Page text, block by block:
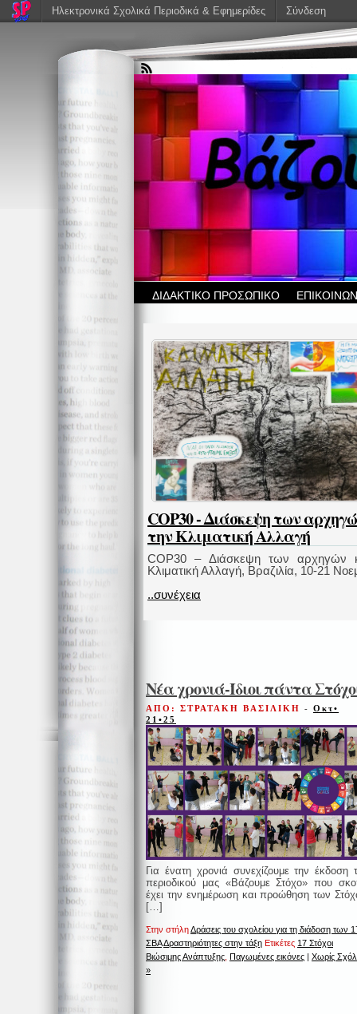
ΔΙΔΑΚΤΙΚΟ ΠΡΟΣΩΠΙΚΟ
COP30 - Διάσκεψη των
την Κλιματική Αλλαγή
COP30 – Διάσκεψη των
Κλιματική Αλλαγή, Bραζιλία, 10-21
..συνέχεια
Νέα χρονιά-Ίδιοι πάντα
ΑΠΟ: ΣΤΡΑΤΑΚΗ ΒΑΣΙΛΙΚΗ - Οκτ•
21•25
Για ένατη χρονιά συνεχίζουμε την έκδοση
περιοδικού μας «Βάζουμε Στόχο» που
έχει την ενημέρωση και προώθηση των
[…]
Στην στήληΔράσεις του σχολείου για τη διάδοση των
ΣΒΑΔραστηριότητες στην τάξη Ετικέτες 17 Στόχοι
Βιώσιμης Ανάπτυξης
Παγωμένες εικόνες
Χωρίς
»
Ηλεκτρονικά Σχολικά Περιοδικά & Εφημερίδες Σύνδεση